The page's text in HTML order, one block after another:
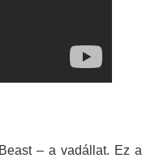
– a vadállat. Ez a